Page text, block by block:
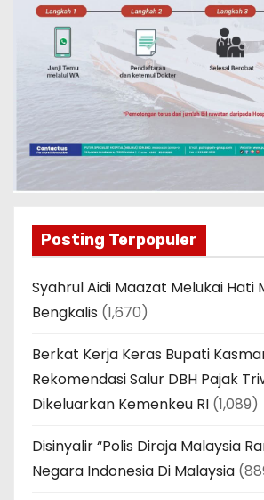
Posting Terpopuler
Syahrul Aidi Maazat Melukai Hati
Bengkalis (1,670)
Berkat Kerja Keras Bupati
Rekomendasi Salur DBH Pajak
Dikeluarkan Kemenkeu RI (1,089)
Disinyalir “Polis Diraja Malaysia
Negara Indonesia Di Malaysia